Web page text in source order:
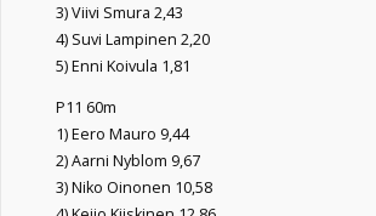
3) Viivi Smura 2,43
4) Suvi Lampinen 2,20
5) Enni Koivula 1,81
P11 60m
1) Eero Mauro 9,44
2) Aarni Nyblom 9,67
3) Niko Oinonen 10,58